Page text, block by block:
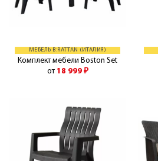
МЕБЕЛЬ B:RATTAN (ИТАЛИЯ)
Комплект мебели Boston Set
от 18 999 ₽